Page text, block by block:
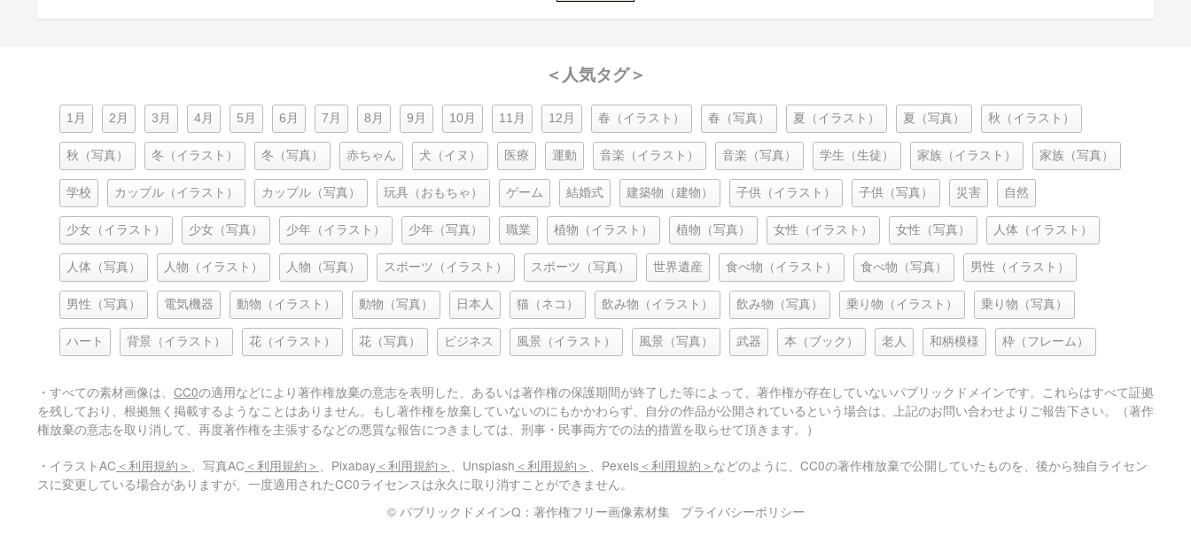
＜人気タグ＞
1月 2月 3月 4月 5月 6月 7月 8月 9月 10月 11月 12月 春（イラスト） 春（写真） 夏（イラスト） 夏（写真） 秋（イラスト）
秋（写真） 冬（イラスト） 冬（写真） 赤ちゃん 犬（イヌ） 医療 運動 音楽（イラスト） 音楽（写真） 学生（生徒） 家族（イラスト） 家族（写真）
学校 カップル（イラスト） カップル（写真） 玩具（おもちゃ） ゲーム 結婚式 建築物（建物） 子供（イラスト） 子供（写真） 災害 自然
少女（イラスト） 少女（写真） 少年（イラスト） 少年（写真） 職業 植物（イラスト） 植物（写真） 女性（イラスト） 女性（写真） 人体（イラスト）
人体（写真） 人物（イラスト） 人物（写真） スポーツ（イラスト） スポーツ（写真） 世界遺産 食べ物（イラスト） 食べ物（写真） 男性（イラスト）
男性（写真） 電気機器 動物（イラスト） 動物（写真） 日本人 猫（ネコ） 飲み物（イラスト） 飲み物（写真） 乗り物（イラスト） 乗り物（写真）
ハート 背景（イラスト） 花（イラスト） 花（写真） ビジネス 風景（イラスト） 風景（写真） 武器 本（ブック） 老人 和柄模様 枠（フレーム）
・すべての素材画像は、 CC0の適用などにより著作権放棄の意志を表明した、あるいは著作権の保護期間が終了した等によって、著作権が存在していないパブリックドメインです。これらはすべて証拠
を残しており、根拠無く掲載するようなことはありません。もし著作権を放棄していないのにもかかわらず、自分の作品が公開されているという場合は、上記のお問い合わせよりご報告下さい。（著作
権放棄の意志を取り消して、再度著作権を主張するなどの悪質な報告につきましては、刑事・民事両方での法的措置を取らせて頂きます。）
・イラストAC ＜利用規約＞ 、写真AC ＜利用規約＞ 、Pixabay ＜利用規約＞ 、Unsplash ＜利用規約＞ 、Pexels ＜利用規約＞ などのように、CC0の著作権放棄で公開していたものを、後から独自ライセン
スに変更している場合がありますが、一度適用されたCC0ライセンスは永久に取り消すことができません。
© パブリックドメインQ：著作権フリー画像素材集
プライバシーポリシー